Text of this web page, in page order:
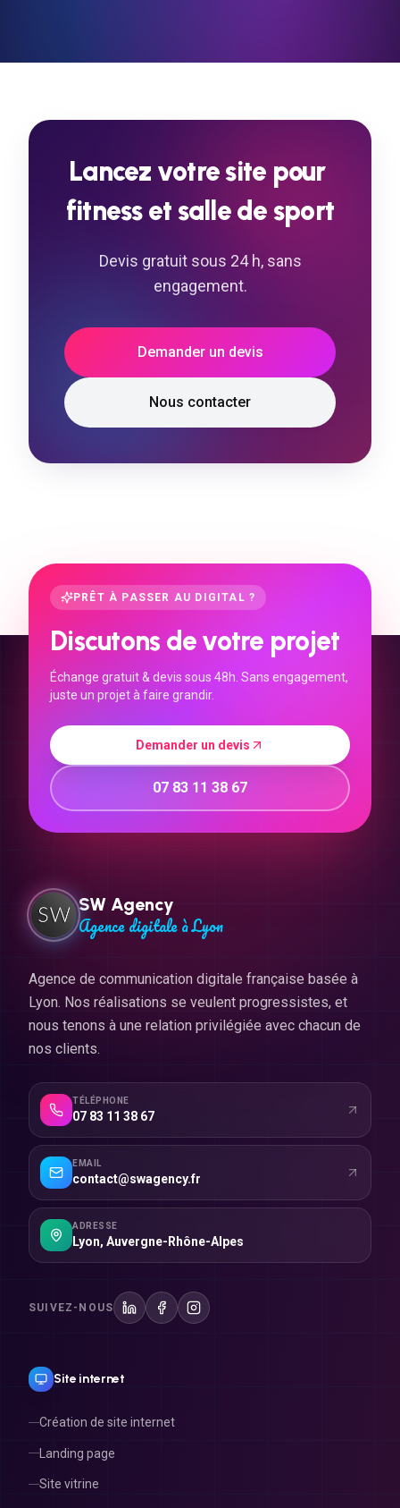
Lancez votresite pour
fitnesset sallede sport
Devis gratuit sous 24 h, sans
engagement.
Demander un devis
Nous contacter
PRÊT À PASSER AU DIGITAL ?
Discutons de votre projet
Échange gratuit & devis sous 48h. Sans engagement,
juste un projet à faire grandir.
Demander un devis
07 83 11 38 67
SW Agency
Agence digitale à Lyon
Agence de communication digitale française basée à
Lyon. Nos réalisations se veulent progressistes, et
nous tenons à une relation privilégiée avec chacun de
nos clients.
TÉLÉPHONE
07 83 11 38 67
EMAIL
contact@swagency.fr
ADRESSE
Lyon, Auvergne-Rhône-Alpes
SUIVEZ-NOUS
Site internet
Création de site internet
Landing page
Site vitrine